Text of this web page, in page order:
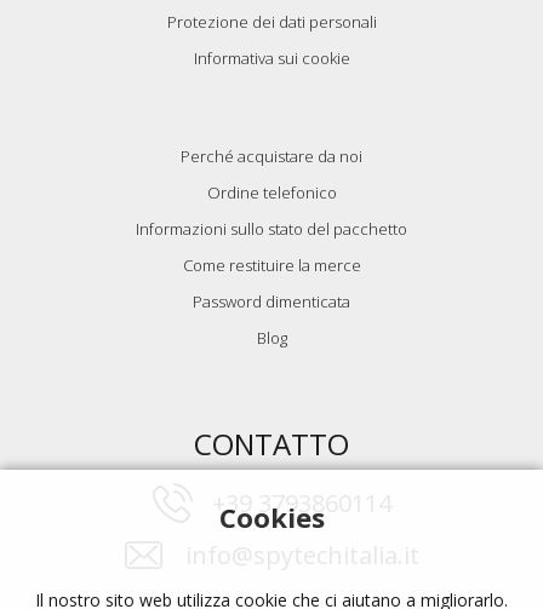
Protezione dei dati personali
Informativa sui cookie
Perché acquistare da noi
Ordine telefonico
Informazioni sullo stato del pacchetto
Come restituire la merce
Password dimenticata
Blog
CONTATTO
+39 3793860114
Cookies
Il nostro sito web utilizza cookie che ci aiutano a migliorarlo.